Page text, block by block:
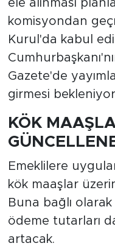
ele alınması
komisyondan
Kurul'da kabul
Gazete'de
girmesi
KÖK
Emeklilere
kök maaşlar
Buna bağlı
ödeme tutarları
artacak.